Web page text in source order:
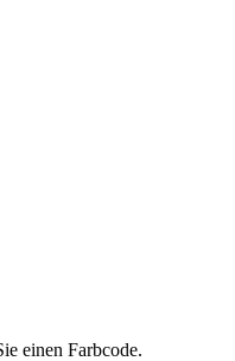
einen Farbcode.